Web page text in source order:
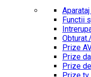
Functii
Prize
Prize
Prize